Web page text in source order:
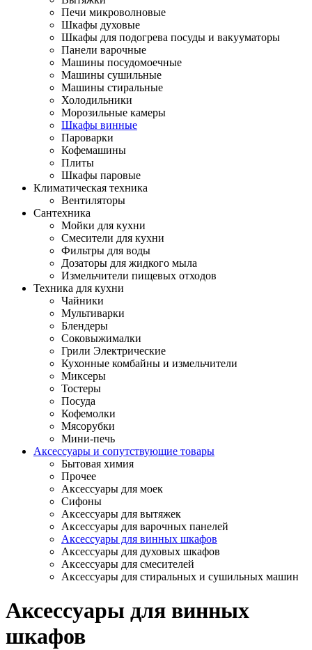
Печи микроволновые
Шкафы духовые
Шкафы для подогрева посуды и вакууматоры
Панели варочные
Машины посудомоечные
Машины сушильные
Машины стиральные
Холодильники
Морозильные камеры
Шкафы винные
Пароварки
Кофемашины
Плиты
Шкафы паровые
Климатическая техника
Вентиляторы
Сантехника
Мойки для кухни
Смесители для кухни
Фильтры для воды
Дозаторы для жидкого мыла
Измельчители пищевых отходов
Техника для кухни
Чайники
Мультиварки
Блендеры
Соковыжималки
Грили Электрические
Кухонные комбайны и измельчители
Миксеры
Тостеры
Посуда
Кофемолки
Мясорубки
Мини-печь
Аксессуары и сопутствующие товары
Бытовая химия
Прочее
Аксессуары для моек
Сифоны
Аксессуары для вытяжек
Аксессуары для варочных панелей
Аксессуары для винных шкафов
Аксессуары для духовых шкафов
Аксессуары для смесителей
Аксессуары для стиральных и сушильных машин
Аксессуары для винных
шкафов